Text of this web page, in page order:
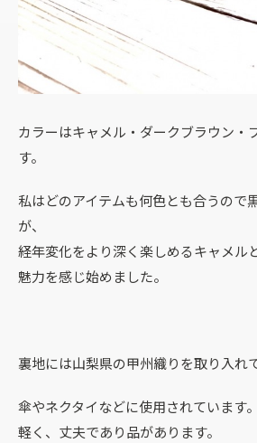
カラーはキャメル・ダークブラウン・
す。
私はどのアイテムも何色とも合うので
が、
経年変化をより深く楽しめるキャメル
魅力を感じ始めました。
裏地には山梨県の甲州織りを取り入れ
傘やネクタイなどに使用されています。
軽く、丈夫であり品があります。